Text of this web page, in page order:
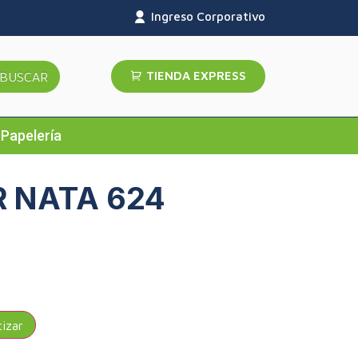
Ingreso Corporativo
BUSCAR TIENDA EXPRESS
Papelería
NATA 624